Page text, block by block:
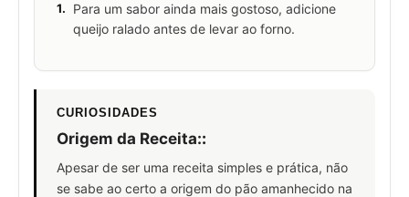
1.
Para um sabor ainda mais gostoso, adicione
queijo ralado antes de levar ao forno.
CURIOSIDADES
Origem da Receita::
Apesar de ser uma receita simples e prática, não
se sabe ao certo a origem do pão amanhecido na